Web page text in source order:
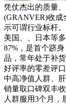
凭仗杰出的质量
(GRANVER)收成
示可谓行业标杆
美国、、日本等
87%，是首个跻
品，常年处于补
好评率的零差评
中高净值人群、
销量取口碑双丰
人群服用3个月，